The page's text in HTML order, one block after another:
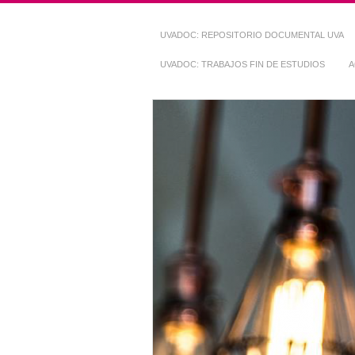
UVADOC: REPOSITORIO DOCUMENTAL UVA
UVADOC: TRABAJOS FIN DE ESTUDIOS
Repositorio
~ UVaDOC